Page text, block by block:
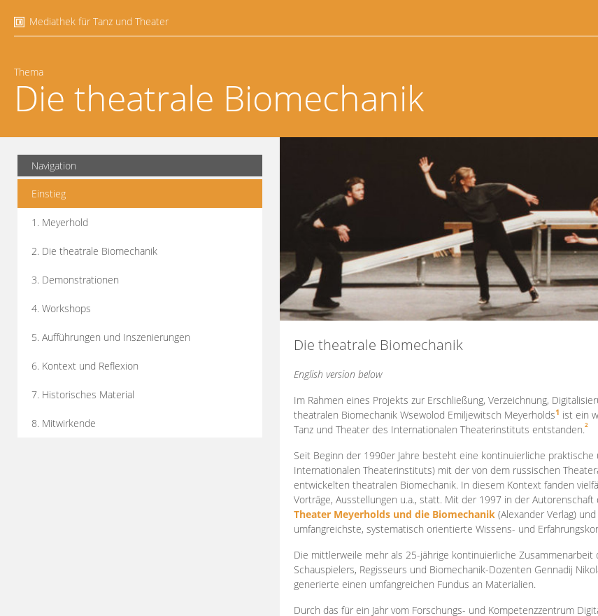
Mediathek für Tanz und Theater
Thema
Die theatrale Biomechanik
Navigation
Einstieg
1. Meyerhold
2. Die theatrale Biomechanik
3. Demonstrationen
4. Workshops
5. Aufführungen und Inszenierungen
6. Kontext und Reflexion
7. Historisches Material
8. Mitwirkende
Die theatrale Biomechanik
English version below
Im Rahmen eines Projekts zur Erschließung, Verzeichnung,
theatralen Biomechanik Wsewolod Emiljewitsch Meyerholds1 ist ein
Tanz und Theater des Internationalen Theaterinstituts entstanden.2
Seit Beginn der 1990er Jahre besteht eine kontinuierliche
Internationalen Theaterinstituts) mit der von dem russischen
entwickelten theatralen Biomechanik. In diesem Kontext fanden
Vorträge, Ausstellungen u.a., statt. Mit der 1997 in der Autorenschaft
Theater Meyerholds und die Biomechanik (Alexander Verlag)
umfangreichste, systematisch orientierte Wissens- und
Die mittlerweile mehr als 25-jährige kontinuierliche Zusammenarbeit
Schauspielers, Regisseurs und Biomechanik-Dozenten Gennadij
generierte einen umfangreichen Fundus an Materialien.
Durch das für ein Jahr vom Forschungs- und Kompetenzzentrum